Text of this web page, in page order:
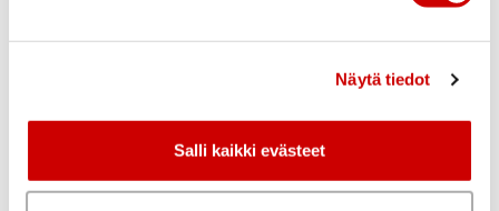
Näytä tiedot
Salli kaikki evästeet